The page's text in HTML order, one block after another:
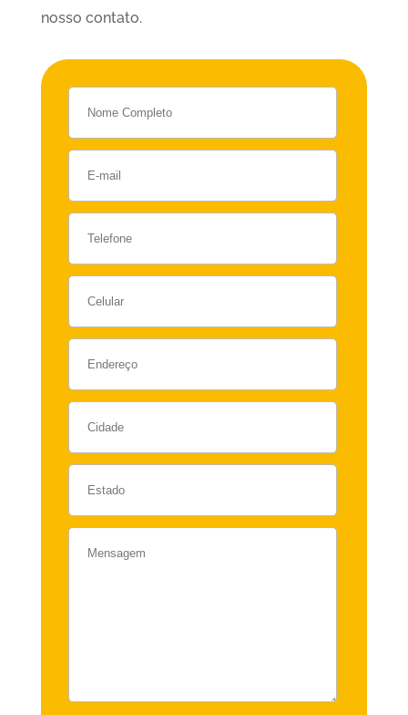
nosso contato.